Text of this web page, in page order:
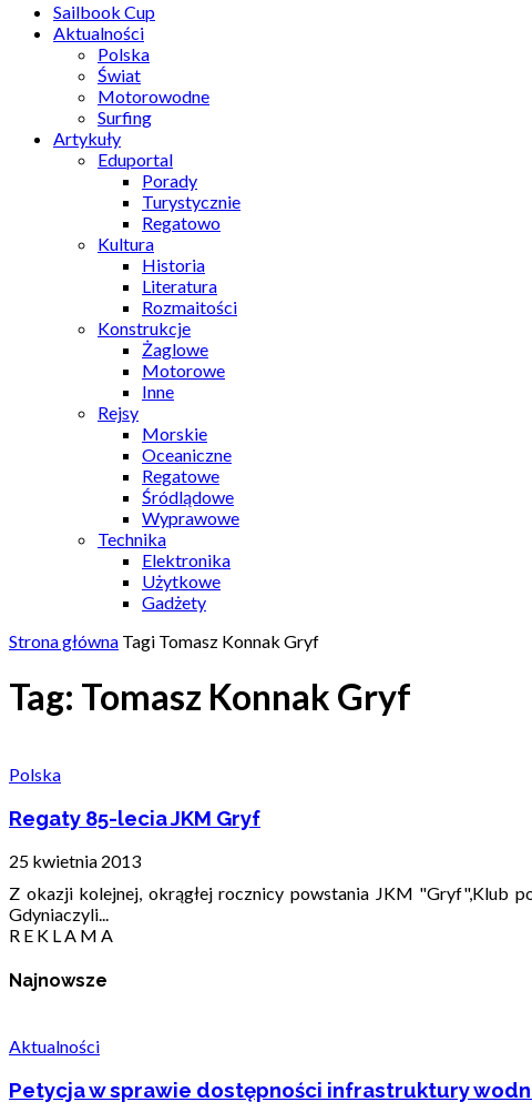
Sailbook Cup
Aktualności
Polska
Świat
Motorowodne
Surfing
Artykuły
Eduportal
Porady
Turystycznie
Regatowo
Kultura
Historia
Literatura
Rozmaitości
Konstrukcje
Żaglowe
Motorowe
Inne
Rejsy
Morskie
Oceaniczne
Regatowe
Śródlądowe
Wyprawowe
Technika
Elektronika
Użytkowe
Gadżety
Strona główna Tagi Tomasz Konnak Gryf
Tag: Tomasz Konnak Gryf
Polska
Regaty 85-lecia JKM Gryf
25 kwietnia 2013
Z okazji kolejnej, okrągłej rocznicy powstania JKM "Gryf",Klub
Gdyniaczyli...
R E K L A M A
Najnowsze
Aktualności
Petycja w sprawie dostępności infrastruktury